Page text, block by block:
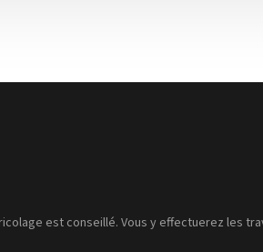
est conseillé. Vous y effectuerez les